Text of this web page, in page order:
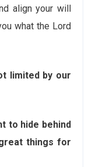
align your will
what the Lord
by our
behind
things for